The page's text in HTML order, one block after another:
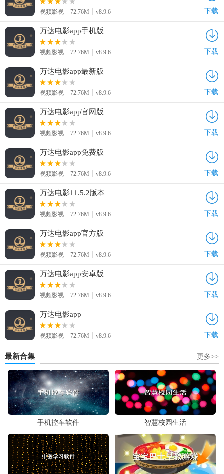
视频影视 72.76M v8.9.6 下载
万达电影app手机版
视频影视 72.76M v8.9.6 下载
万达电影app最新版
视频影视 72.76M v8.9.6 下载
万达电影app官网版
视频影视 72.76M v8.9.6 下载
万达电影app免费版
视频影视 72.76M v8.9.6 下载
万达电影11.5.2版本
视频影视 72.76M v8.9.6 下载
万达电影app官方版
视频影视 72.76M v8.9.6 下载
万达电影app安卓版
视频影视 72.76M v8.9.6 下载
万达电影app
视频影视 72.76M v8.9.6 下载
最新合集 更多>>
手机控车软件 智慧校园生活